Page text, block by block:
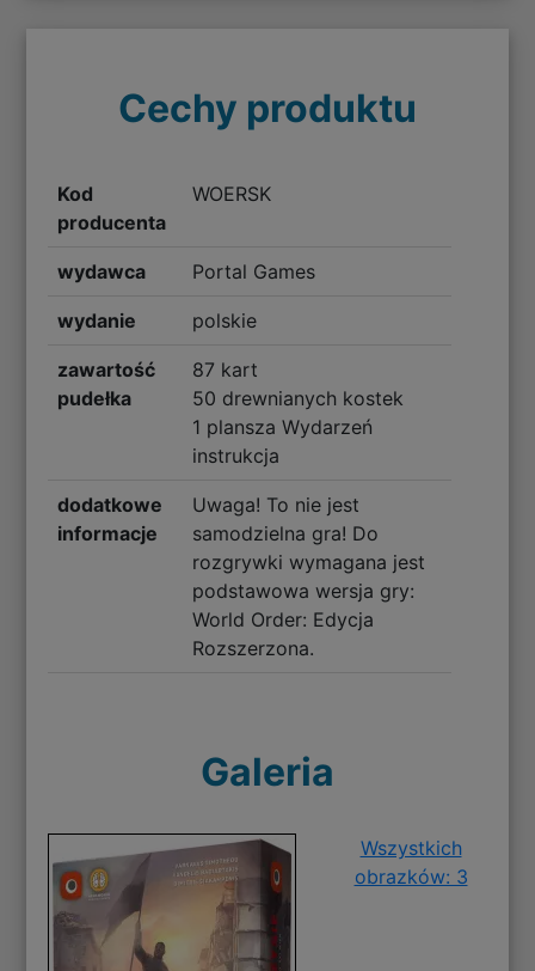
Cechy produktu
Kod
producenta
WOERSK
wydawca Portal Games
wydanie polskie
zawartość
pudełka
87 kart
50 drewnianych kostek
1 plansza Wydarzeń
instrukcja
dodatkowe
informacje
Uwaga! To nie jest
samodzielna gra! Do
rozgrywki wymagana jest
podstawowa wersja gry:
World Order: Edycja
Rozszerzona.
Galeria
Wszystkich
obrazków: 3